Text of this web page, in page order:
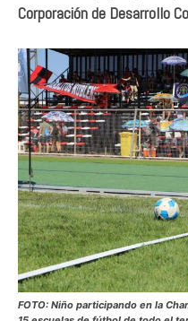
Corporación de Desarrollo
FOTO: Niño participando en la